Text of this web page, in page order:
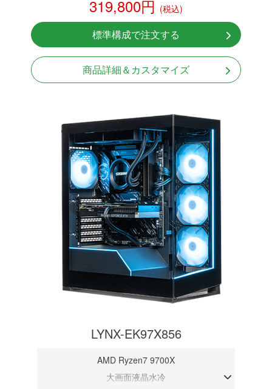
RX 9070XT 16GB
NVMeSSD 1TB
Windows11 Home 64bit
319,800円 (税込)
標準構成で注文する
商品詳細＆カスタマイズ
LYNX-EK97X856
AMD Ryzen7 9700X
大画面液晶水冷